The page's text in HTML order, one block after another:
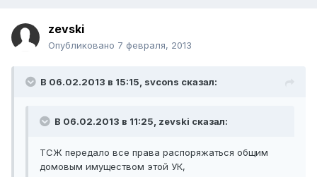
zevski
Опубликовано 7 февраля, 2013
В 06.02.2013 в 15:15, svcons сказал:
В 06.02.2013 в 11:25, zevski сказал:
ТСЖ передало все права распоряжаться общим
домовым имуществом этой УК,